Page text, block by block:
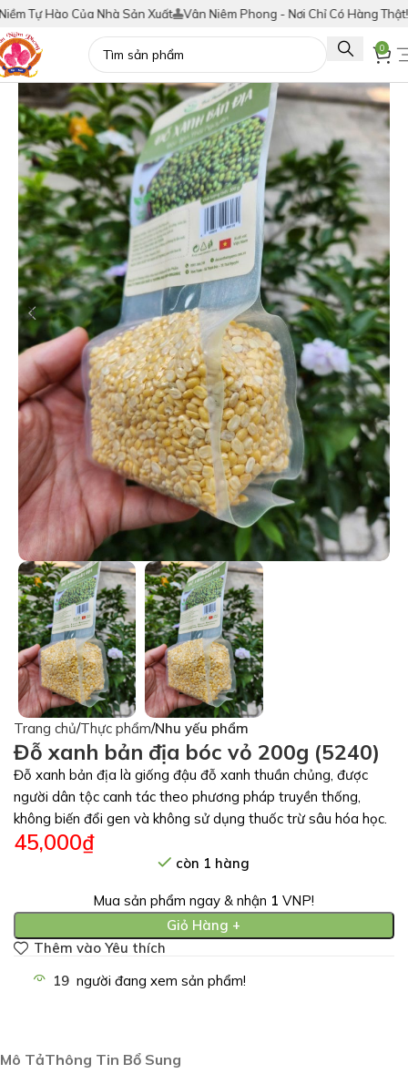
Hào Của Nhà Sản Xuất Vân Niêm Phong - Nơi Chỉ Có Hàng Thật!
0
Trang chủ Thực phẩm Nhu yếu phẩm
Đỗ xanh bản địa bóc vỏ 200g (5240)
Đỗ xanh bản địa là giống đậu đỗ xanh thuần chủng, được
người dân tộc canh tác theo phương pháp truyền thống,
không biến đổi gen và không sử dụng thuốc trừ sâu hóa học.
45,000₫
còn 1 hàng
Mua sản phẩm ngay & nhận 1 VNP!
Giỏ Hàng +
Thêm vào Yêu thích
19 người đang xem sản phẩm!
Mô TảThông Tin Bổ Sung